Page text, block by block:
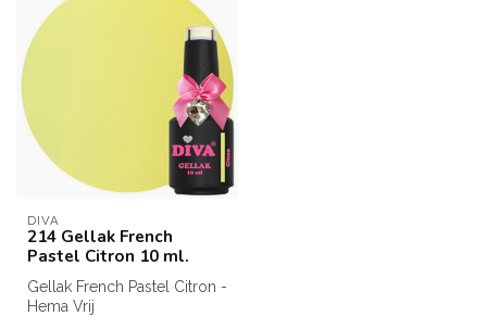
DIVA
214 Gellak French
Pastel Citron 10 ml.
Gellak French Pastel Citron -
Hema Vrij